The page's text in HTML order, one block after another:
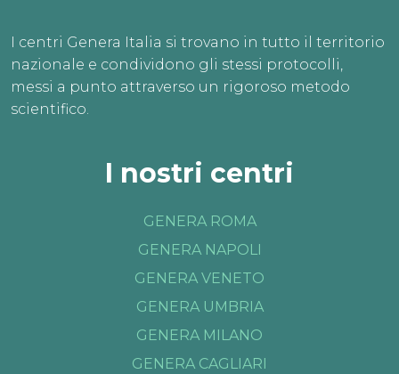
I centri Genera Italia si trovano in tutto il territorio
nazionale e condividono gli stessi protocolli,
messi a punto attraverso un rigoroso metodo
scientifico.
I nostri centri
GENERA ROMA
GENERA NAPOLI
GENERA VENETO
GENERA UMBRIA
GENERA MILANO
GENERA CAGLIARI